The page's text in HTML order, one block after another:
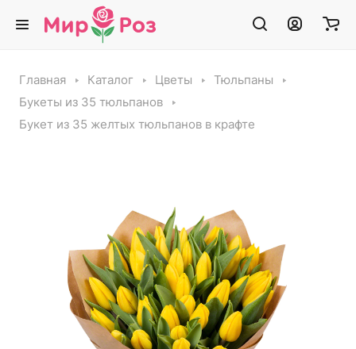
Главная Каталог Цветы
Тюльпаны
Букеты из 35 тюльпанов
Букет из 35 желтых тюльпанов в крафте